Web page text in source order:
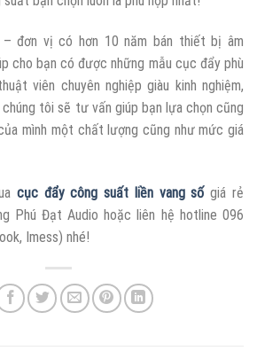
– đơn vị có hơn 10 năm bán thiết bị âm
cho bạn có được những mẫu cục đẩy phù
viên chuyên nghiệp giàu kinh nghiệm,
tôi sẽ tư vấn giúp bạn lựa chọn cũng
mình một chất lượng cũng như mức giá
cục đẩy công suất liền vang sốgiá rẻ
Phú Đạt Audio hoặc liên hệ hotline 096
Imess) nhé!